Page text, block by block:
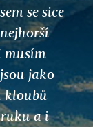
se sice
musím
jako
kloubů
a i